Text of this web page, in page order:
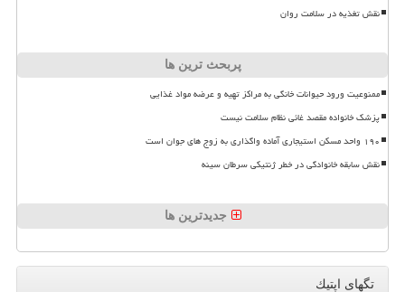
نقش تغذیه در سلامت روان
پربحث ترین ها
ممنوعیت ورود حیوانات خانگی به مراکز تهیه و عرضه مواد غذایی
پزشک خانواده مقصد غائی نظام سلامت نیست
۱۹۰ واحد مسکن استیجاری آماده واگذاری به زوج های جوان است
نقش سابقه خانوادگی در خطر ژنتیکی سرطان سینه
جدیدترین ها
تگهای اپتیك